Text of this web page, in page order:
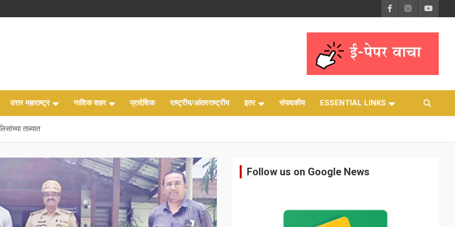
उत्तर महाराष्ट्र नाशिक शहर प्रादेशिक राष्ट्रीय/आंतरराष्ट्रीय इतर संपादकीय ESSENTIAL LINKS
ताब्यात
Follow us on Google News